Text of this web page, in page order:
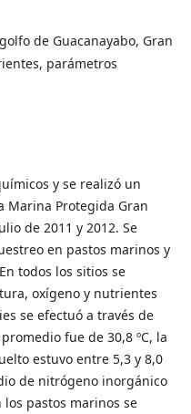
de Guacanayabo, Gran
parámetros
y se realizó un
Marina Protegida Gran
de 2011 y 2012. Se
en pastos marinos y
todos los sitios se
oxígeno y nutrientes
se efectuó a través de
fue de 30,8 ºC, la
estuvo entre 5,3 y 8,0
de nitrógeno inorgánico
pastos marinos se